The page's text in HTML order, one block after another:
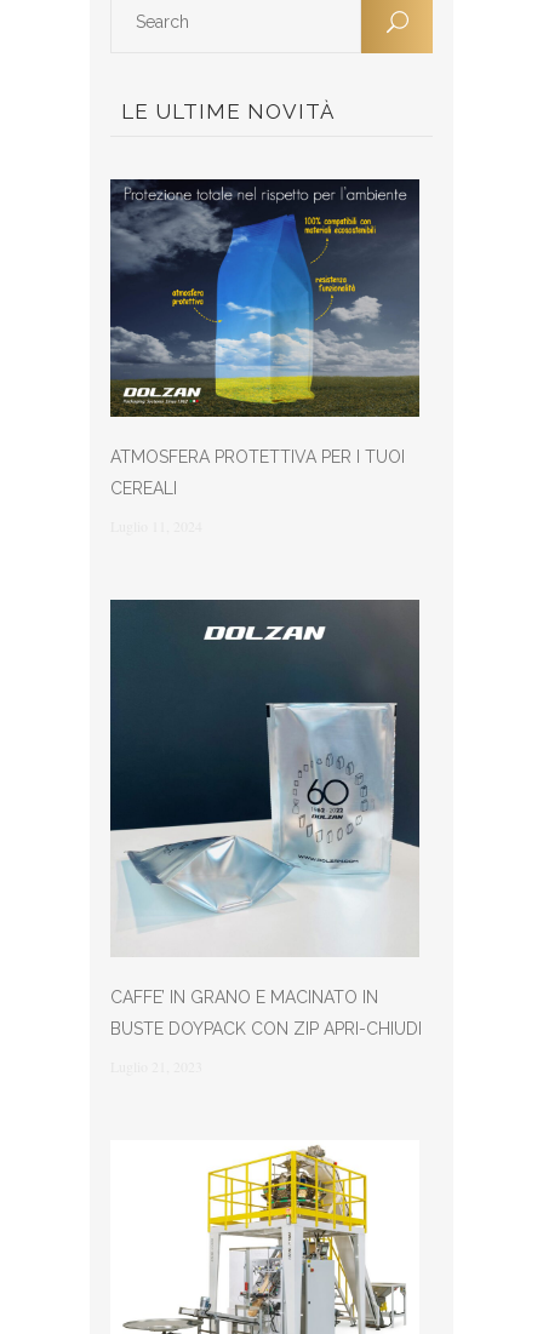
LE ULTIME NOVITÀ
ATMOSFERA PROTETTIVA PER I TUOI
CEREALI
CAFFE’ IN GRANO E MACINATO IN
BUSTE DOYPACK CON ZIP APRI-CHIUDI